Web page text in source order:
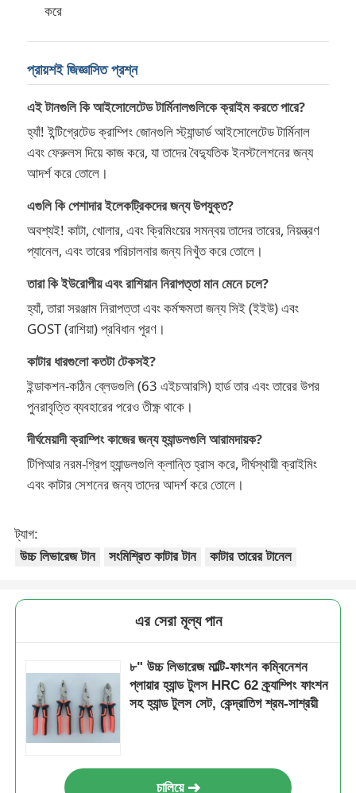
করে
প্রায়শই জিজ্ঞাসিত প্রশ্ন
এই টানগুলি কি আইসোলেটেড টার্মিনালগুলিকে ক্রাইম করতে পারে?
হ্যাঁ! ইন্টিগ্রেটেড ক্রাম্পিং জোনগুলি স্ট্যান্ডার্ড আইসোলেটেড টার্মিনাল
এবং ফেরুলস দিয়ে কাজ করে, যা তাদের বৈদ্যুতিক ইনস্টলেশনের জন্য
আদর্শ করে তোলে।
এগুলি কি পেশাদার ইলেকট্রিকদের জন্য উপযুক্ত?
অবশ্যই! কাটা, খোলার, এবং ক্রিমিংয়ের সমন্বয় তাদের তারের, নিয়ন্ত্রণ
প্যানেল, এবং তারের পরিচালনার জন্য নিখুঁত করে তোলে।
তারা কি ইউরোপীয় এবং রাশিয়ান নিরাপত্তা মান মেনে চলে?
হ্যাঁ, তারা সরঞ্জাম নিরাপত্তা এবং কর্মক্ষমতা জন্য সিই (ইইউ) এবং
GOST (রাশিয়া) প্রবিধান পূরণ।
কাটার ধারগুলো কতটা টেকসই?
ইন্ডাকশন-কঠিন ব্লেডগুলি (63 এইচআরসি) হার্ড তার এবং তারের উপর
পুনরাবৃত্তি ব্যবহারের পরেও তীক্ষ্ণ থাকে।
দীর্ঘমেয়াদী ক্রাম্পিং কাজের জন্য হ্যান্ডলগুলি আরামদায়ক?
টিপিআর নরম-গ্রিপ হ্যান্ডলগুলি ক্লান্তি হ্রাস করে, দীর্ঘস্থায়ী ক্রাইমিং
এবং কাটার সেশনের জন্য তাদের আদর্শ করে তোলে।
ট্যাগ:
উচ্চ লিভারেজ টান
সংমিশ্রিত কাটার টান কাটার তারের টানেল
এর সেরা মূল্য পান
৮" উচ্চ লিভারেজ মাল্টি-ফাংশন কম্বিনেশন
প্লায়ার হ্যান্ড টুলস HRC 62 ক্র্যাম্পিং ফাংশন
সহ হ্যান্ড টুলস সেট, কেন্দ্রাতিগ শ্রম-সাশ্রয়ী
চালিয়ে